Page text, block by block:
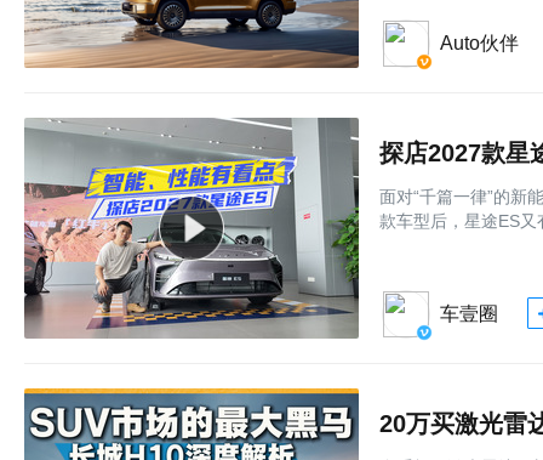
Auto伙伴
探店2027款星
面对“千篇一律”的新
款车型后，星途ES又
车壹圈
20万买激光雷